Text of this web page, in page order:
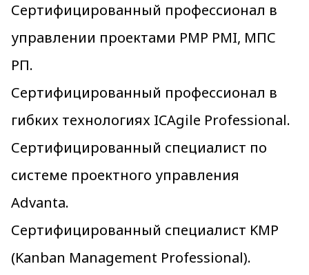
Сертифицированный профессионал в
управлении проектами PMP PMI, МПС
РП.
Сертифицированный профессионал в
гибких технологиях ICAgile Professional.
Сертифицированный специалист по
системе проектного управления
Advanta.
Сертифицированный специалист KMP
(Kanban Management Professional).